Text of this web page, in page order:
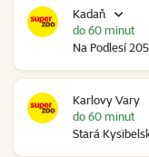
Kadaň
Na Podlesí
do 60 minut
Karlovy Vary
Stará
do 60 minut